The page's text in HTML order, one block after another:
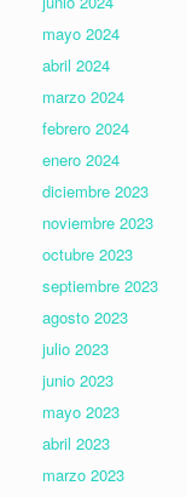
mayo 2024
abril 2024
marzo 2024
febrero 2024
enero 2024
diciembre 2023
noviembre 2023
octubre 2023
septiembre 2023
agosto 2023
julio 2023
junio 2023
mayo 2023
abril 2023
marzo 2023